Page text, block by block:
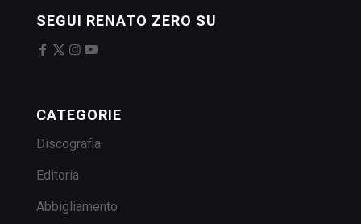
SEGUI RENATO ZERO SU
CATEGORIE
Discografia
Editoria
Abbigliamento